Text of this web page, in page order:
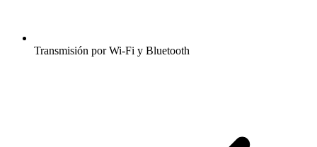
Transmisión por Wi-Fi y Bluetooth